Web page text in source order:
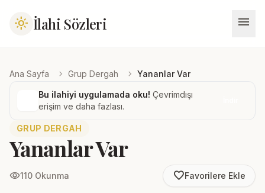
light_mode İlahi Sözleri menu
Ana Sayfa chevron_right Grup Dergah chevron_right Yananlar Var
Bu ilahiyi uygulamada oku! Çevrimdışı
erişim ve daha fazlası.
GRUP DERGAH
Yananlar Var
visibility110 Okunma favorite_borderFavorilere Ekle